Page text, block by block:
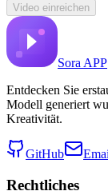
Video einreichen
Sora APP
Entdecken Sie
Modell generiert
Kreativität.
GitHub
Rechtliches